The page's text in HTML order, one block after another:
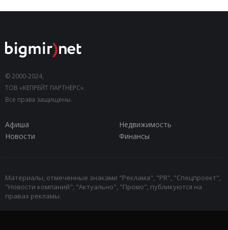
© 2000-2024,
ТОВ «КЕПРЕЙТ ПАРТНЕРС».
Все права защищены.
Афиша
Недвижимость
Новости
Финансы
Материалы, отмеченные знаками "Реклама", "PR", "Спецпроект",
"Новости компаний", "Актуально", "Промо", публикуются на
правах рекламы.